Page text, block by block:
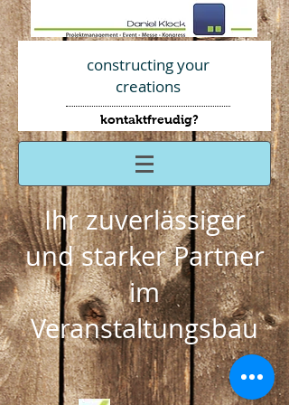
constructing your
creations
kontaktfreudig?
AGBs
Ihr zuverlässiger
und starker Partner
im
Veranstaltungsbau